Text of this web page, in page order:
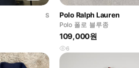
S
Polo Ralph Lauren
Polo 폴로 블루종
109,000원
6